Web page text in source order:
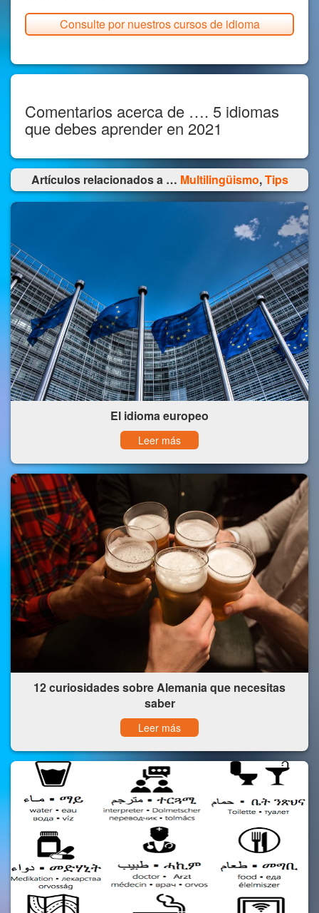
Consulte por nuestros cursos de idioma
Comentarios acerca de …. 5 idiomas
que debes aprender en 2021
Artículos relacionados a … Multilingüismo,Tips
El idioma europeo
Leer más
12 curiosidades sobre Alemania que necesitas
saber
Leer más